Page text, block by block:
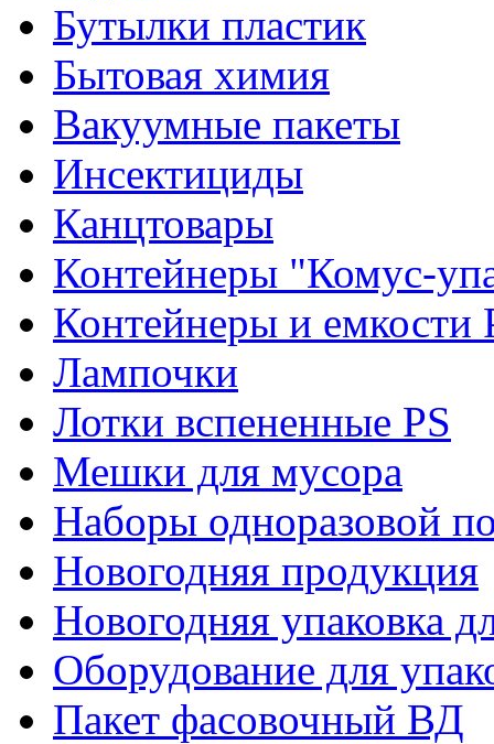
Бутылки пластик
Бытовая химия
Вакуумные пакеты
Инсектициды
Канцтовары
Контейнеры "Комус-
Контейнеры и емкости
Лампочки
Лотки вспененные PS
Мешки для мусора
Наборы одноразовой
Новогодняя продукция
Новогодняя упаковка
Оборудование для
Пакет фасовочный ВД